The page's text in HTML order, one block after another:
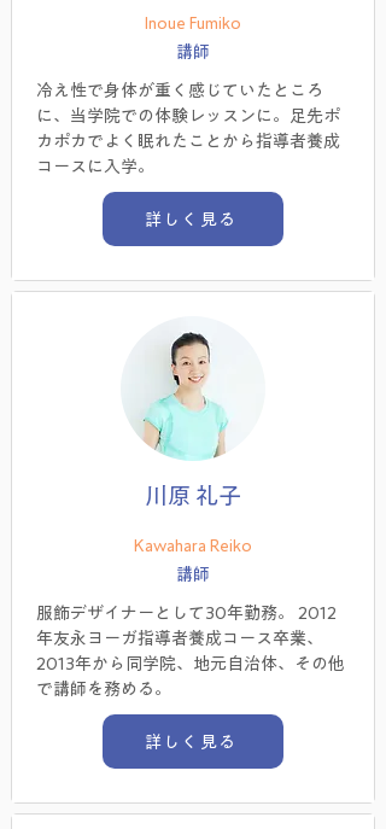
Inoue Fumiko
講師
冷え性で身体が重く感じていたところ
に、当学院での体験レッスンに。足先ポ
カポカでよく眠れたことから指導者養成
コースに入学。
詳しく見る
川原 礼子
Kawahara Reiko
講師
服飾デザイナーとして30年勤務。 2012
年友永ヨーガ指導者養成コース卒業、
2013年から同学院、地元自治体、その他
で講師を務める。
詳しく見る